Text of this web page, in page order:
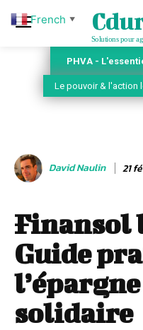
Solutions pour
PHVA -
Le pouvoir & l'action
David Naulin 21
Finansol
Guide
solidaire
French ▼